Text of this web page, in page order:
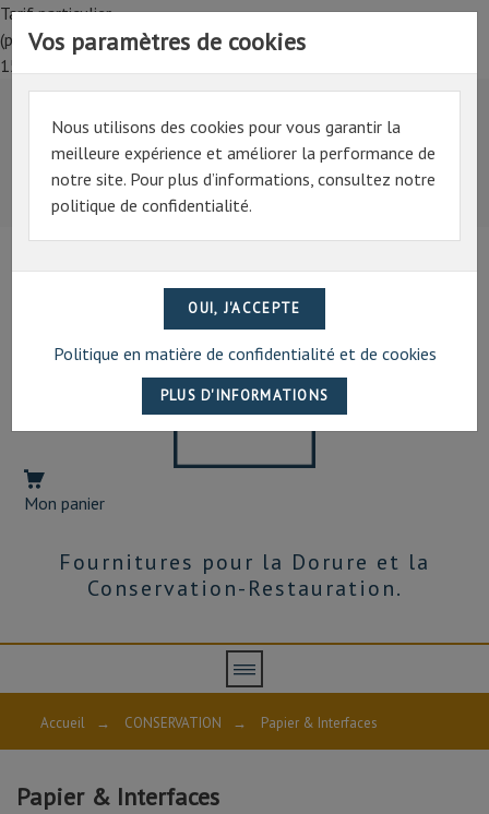
Tarif particulier,
(professionnel, connectez-vous pour bénéficier de la remise de
15%)
Tarif particulier,
(professionnel, connectez-vous pour bénéficier de la
remise de 15%)
07 69 94 13 47
Mon panier
Fournitures pour la Dorure et la
Conservation-Restauration.
Vos paramètres de cookies
Nous utilisons des cookies pour vous garantir la
meilleure expérience et améliorer la performance de
notre site. Pour plus d’informations, consultez notre
politique de confidentialité.
Politique en matière de confidentialité et de cookies
Accueil → CONSERVATION → Papier & Interfaces
PAPIER
&
INTERFACES
Papier
bolloré,
Papier & Interfaces